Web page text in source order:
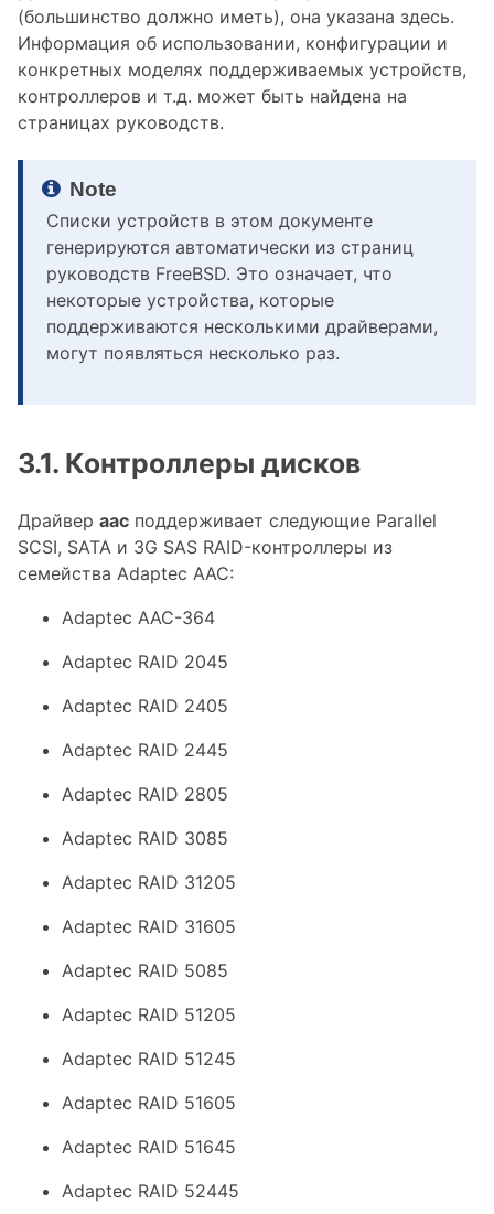
(большинство должно иметь), она указана здесь.
Информация об использовании, конфигурации и
конкретных моделях поддерживаемых устройств,
контроллеров и т.д. может быть найдена на
страницах руководств.
Списки устройств в этом документе
генерируются автоматически из страниц
руководств FreeBSD. Это означает, что
некоторые устройства, которые
поддерживаются несколькими драйверами,
могут появляться несколько раз.
3.1. Контроллеры дисков
Драйвер aac поддерживает следующие Parallel
SCSI, SATA и 3G SAS RAID-контроллеры из
семейства Adaptec AAC:
Adaptec AAC-364
Adaptec RAID 2045
Adaptec RAID 2405
Adaptec RAID 2445
Adaptec RAID 2805
Adaptec RAID 3085
Adaptec RAID 31205
Adaptec RAID 31605
Adaptec RAID 5085
Adaptec RAID 51205
Adaptec RAID 51245
Adaptec RAID 51605
Adaptec RAID 51645
Adaptec RAID 52445